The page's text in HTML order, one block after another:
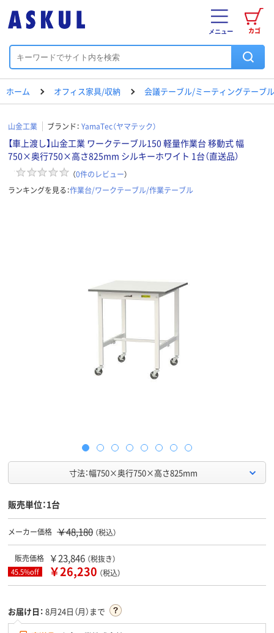
カゴ
メニュー
ホーム オフィス家具/収納 会議テーブル/ミーティングテーブル
山金工業 ブランド： YamaTec（ヤマテック）
【車上渡し】山金工業 ワークテーブル150 軽量作業台 移動式 幅
750×奥行750×高さ825mm シルキーホワイト 1台（直送品）
（0件のレビュー）
ランキングを見る：作業台/ワークテーブル/作業テーブル
寸法：幅750×奥行750×高さ825mm
販売単位：1台
メーカー価格 ￥48,180 （税込）
販売価格 ￥23,846 （税抜き）
45.5%off ￥26,230 （税込）
お届け日： 8月24日（月）まで